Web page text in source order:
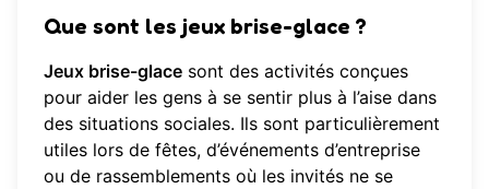
Que sont les jeux brise-glace ?
Jeux brise-glace sont des activités conçues
pour aider les gens à se sentir plus à l’aise dans
des situations sociales. Ils sont particulièrement
utiles lors de fêtes, d’événements d’entreprise
ou de rassemblements où les invités ne se